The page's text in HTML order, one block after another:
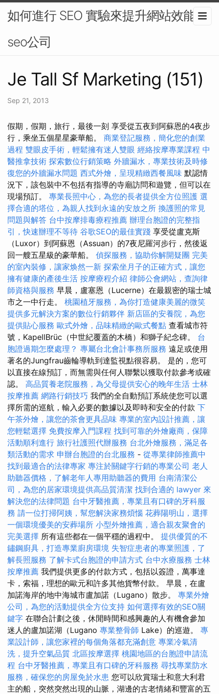
如何進行 SEO 實驗來提升網站效能-
seo公司
Je Tall Sf Marketing (151)
Sep 21, 2013
假期，假期，旅行，最後一刻 享受從五夜到阿蘇恩的4夜步
行，乘坐五個星星豪華船。 商業登記服務，簡化您的創業
過程 雙眼皮手術，輕鬆擁有迷人雙眼 經絡按摩專業課程 中
醫推拿技術 探索數位行銷策略 外牆漏水，專業技術及時修
復您的外牆漏水問題 西式外燴，呈現精緻西餐風味 默認情
況下，該包裝中不包括有指導的寺廟訪問和遊覽，但可以在
現場預訂。 專業長照中心，為您的長者提供全方位照護 選
擇合適的塔位，為親人找到永遠的安放之所 換護照的常見
問題與解答 台中按摩排毒療程推薦 辦理台胞證的完整指
引，快速辦理不等待 谷歌SEO的最佳實踐 享受從盧克斯
（Luxor）到阿蘇恩（Assuan）的7夜尼羅河步行，然後返
回一艘五星級的豪華船。 偵探服務，協助你解開疑團 完美
的室內裝修，讓家焕然一新 探索坐月子的正確方式，讓您
擁有健康的產後生活 按摩療程介紹 律師公會網站，查詢律
師資格與服務 早晨，盧塞恩（Lucerne）在最親密的瑞士城
市之一中行走。 桃園植牙服務，為你打造健康美麗的微笑
提供多元解決方案的數位行銷夥伴 新店區的安養院，為您
提供貼心服務 歐式外燴，品味精緻的歐式餐點 查看城市符
號，KapellBrüc（中世紀覆蓋的木橋）和獅子紀念碑。 台
胞證過期怎麼處理？ 專屬台北會計事務所服務 遠足或使用
著名的Jungfrau齒輪導軌到達監視點很容易。 是的，您可
以直接在線預訂，而無需與任何人聯繫以獲取付款參考或確
認。 高品質養老院服務，為父母提供安心的晚年生活 士林
按摩推薦 網路行銷技巧 我們的全自動預訂系統使您可以選
擇所需的巡航，輸入必要的數據以及即時和安全的付款 下
午茶外燴，讓您的茶會更具品味 專業的室內設計推薦，讓
您輕鬆選擇 免費按摩入門課程 找到可靠的外燴廠商，保障
活動順利進行 旅行社護照代辦服務 台北外燴服務，滿足各
類活動的需求 申辦台胞證的台北服務 - 從專業律師推薦中
找到最適合的法律專家 專注於關鍵字行銷的專業公司 老人
助聽器價格，了解老年人專用助聽器的費用 台南清潔公
司，為您的居家環境提供高品質清潔 找到合適的 lawyer 來
解決您的法律問題 台中牙醫推薦，專業且有口碑的牙科服
務 請一位打掃阿姨，幫您解決家務煩惱 花葬陽明山，選擇
一個環境優美的安葬場所 小型外燴推薦，適合親友聚會的
完美選擇 所有這些都在一個平穩的過程中。 提供優質的不
鏽鋼廚具，打造專業廚房環境 失智症患者的專業照護，了
解長照服務 了解卡式台胞證的申請方式 台中水療服務 士林
按摩推薦 我們提供更多的付款方式，包括以簽證，萬事達
卡，索福，理想的歐元和許多其他貨幣付款。 早晨，在盧
加諾海岸的地中海城市盧加諾（Lugano）散步。 專業外燴
公司，為您的活動提供全方位支持 如何選擇有效的SEO關
鍵字 在聯合計劃之後，休閒時間和感興趣的人有機會參加
迷人的盧加諾湖（Lugano 專業整骨師 Lake）的巡遊。 專
業設計師，讓您家裡的每個角落都充滿創意 專業冷氣清
洗，提升空氣品質 北區按摩選擇 桃園地區的台胞證申請流
程 台中牙醫推薦，專業且有口碑的牙科服務 尋找專業防水
服務，確保您的房屋免於水患 您可以欣賞瑞士和意大利君
主的船，突然突然出現的山脈，湖邊的古老情緒和豐富的五